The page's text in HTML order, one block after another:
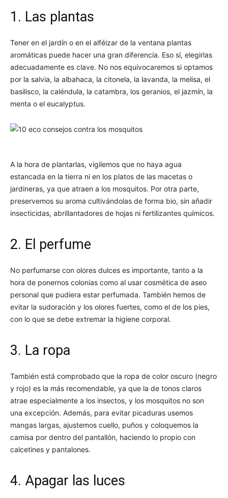
1. Las plantas
Tener en el jardín o en el alféizar de la ventana plantas
aromáticas puede hacer una gran diferencia. Eso sí, elegirlas
adecuadamente es clave. No nos equivocaremos si optamos
por la salvia, la albahaca, la citonela, la lavanda, la melisa, el
basilisco, la caléndula, la catambra, los geranios, el jazmín, la
menta o el eucalyptus.
A la hora de plantarlas, vigilemos que no haya agua
estancada en la tierra ni en los platos de las macetas o
jardineras, ya que atraen a los mosquitos. Por otra parte,
preservemos su aroma cultivándolas de forma bio, sin añadir
insecticidas, abrillantadores de hojas ni fertilizantes químicos.
2. El perfume
No perfumarse con olores dulces es importante, tanto a la
hora de ponernos colonias como al usar cosmética de aseo
personal que pudiera estar perfumada. También hemos de
evitar la sudoración y los olores fuertes, como el de los pies,
con lo que se debe extremar la higiene corporal.
3. La ropa
También está comprobado que la ropa de color oscuro (negro
y rojo) es la más recomendable, ya que la de tonos claros
atrae especialmente a los insectos, y los mosquitos no son
una excepción. Además, para evitar picaduras usemos
mangas largas, ajustemos cuello, puños y coloquemos la
camisa por dentro del pantallón, haciendo lo propio con
calcetines y pantalones.
4. Apagar las luces